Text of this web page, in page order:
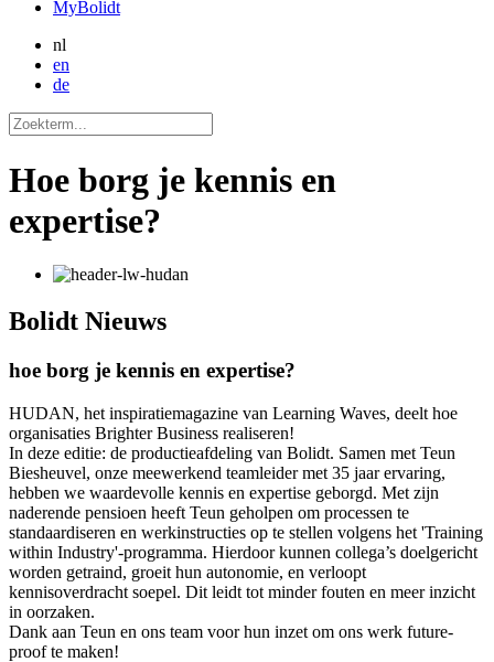
MyBolidt
nl
en
de
Hoe borg je kennis en
expertise?
Bolidt Nieuws
hoe borg je kennis en expertise?
HUDAN, het inspiratiemagazine van Learning Waves, deelt hoe
organisaties Brighter Business realiseren!
In deze editie: de productieafdeling van Bolidt. Samen met Teun
Biesheuvel, onze meewerkend teamleider met 35 jaar ervaring,
hebben we waardevolle kennis en expertise geborgd. Met zijn
naderende pensioen heeft Teun geholpen om processen te
standaardiseren en werkinstructies op te stellen volgens het 'Training
within Industry'-programma. Hierdoor kunnen collega’s doelgericht
worden getraind, groeit hun autonomie, en verloopt
kennisoverdracht soepel. Dit leidt tot minder fouten en meer inzicht
in oorzaken.
Dank aan Teun en ons team voor hun inzet om ons werk future-
proof te maken!